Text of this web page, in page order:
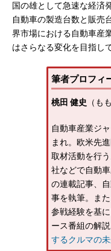
国の雄として急速な経済
自動車の製造台数と販売
界市場における自動車産
はさらなる変化を目指し
筆者プロフィ
桃田 健史 （も
自動車産業ジ
まれ。欧米先
取材活動を行
社などで自動
の連載記事、
事を執筆。ま
参戦経験を基
ース番組の解
するクルマの未